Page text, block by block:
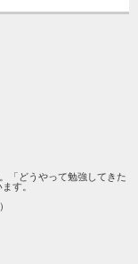
「どうやって勉強してきた
す。